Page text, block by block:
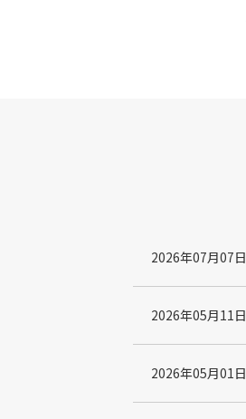
2026年07月07日
2026年05月11日
2026年05月01日